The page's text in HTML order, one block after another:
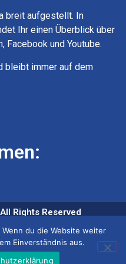
breit aufgestellt. In
Ihr einen Überblick über
Facebook und Youtube.
bleibt immer auf dem
Rights Reserved
du die Website weiter
Einverständnis aus.